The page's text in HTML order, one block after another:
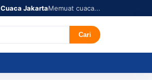
Cuaca JakartaMemuat cuaca...
Cari